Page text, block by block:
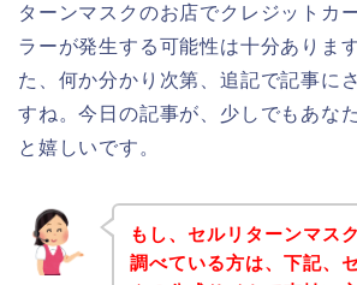
ターンマスクのお店でクレジットカ
ラーが発生する可能性は十分ありま
た、何か分かり次第、追記で記事に
すね。今日の記事が、少しでもあな
と嬉しいです。
もし、セルリターンマス
調べている方は、下記、